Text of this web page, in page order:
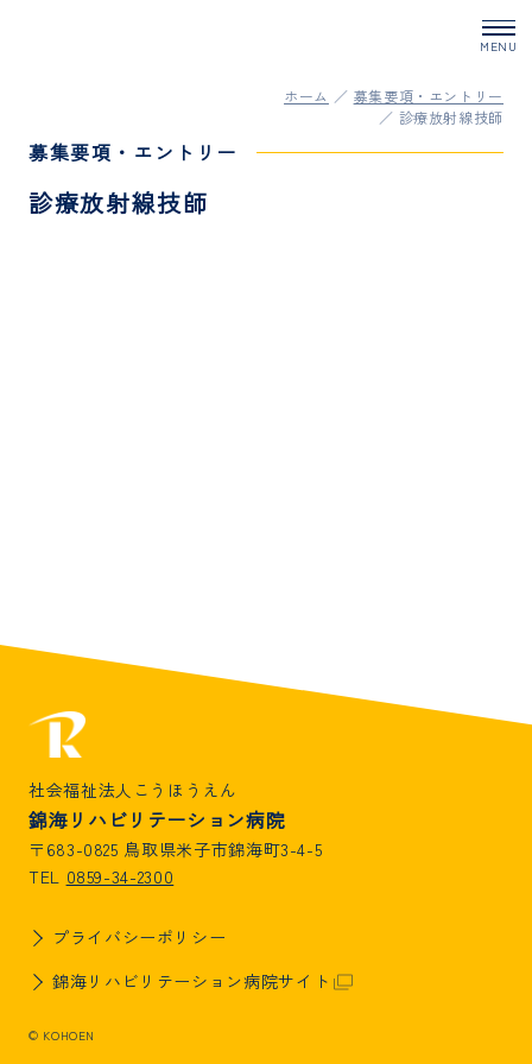
ホーム
募集要項・エントリー
診療放射線技師
募集要項・エントリー
診療放射線技師
社会福祉法人こうほうえん
錦海リハビリテーション病院
〒683-0825 鳥取県米子市錦海町3-4-5
TEL 0859-34-2300
プライバシーポリシー
錦海リハビリテーション病院サイト
© KOHOEN